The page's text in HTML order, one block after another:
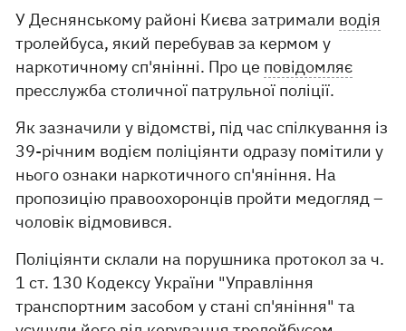
У Деснянському районі Києва затримали водія
тролейбуса, який перебував за кермом у
наркотичному сп'янінні. Про це повідомляє
пресслужба столичної патрульної поліції.
Як зазначили у відомстві, під час спілкування із
39-річним водієм поліціянти одразу помітили у
нього ознаки наркотичного сп'яніння. На
пропозицію правоохоронців пройти медогляд –
чоловік відмовився.
Поліціянти склали на порушника протокол за ч.
1 ст. 130 Кодексу України "Управління
транспортним засобом у стані сп'яніння" та